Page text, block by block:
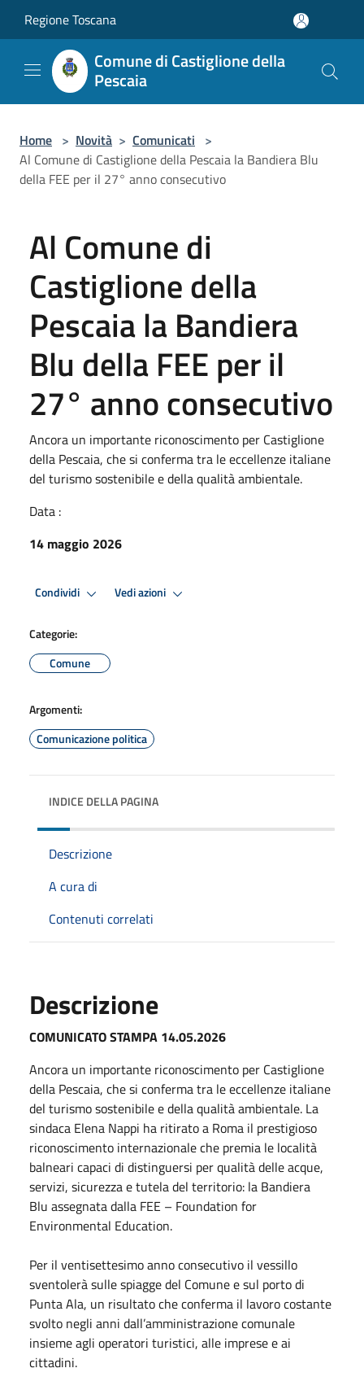
Regione Toscana
Comune di Castiglione della
Pescaia
Home > Novità > Comunicati >
Al Comune di Castiglione della Pescaia la Bandiera Blu
della FEE per il 27° anno consecutivo
Al Comune di
Castiglione della
Pescaia la Bandiera
Blu della FEE per il
27° anno consecutivo
Ancora un importante riconoscimento per Castiglione
della Pescaia, che si conferma tra le eccellenze italiane
del turismo sostenibile e della qualità ambientale.
Data :
14 maggio 2026
Condividi Vedi azioni
Categorie:
Comune
Argomenti:
Comunicazione politica
INDICE DELLA PAGINA
Descrizione
A cura di
Contenuti correlati
Descrizione
COMUNICATO STAMPA 14.05.2026
Ancora un importante riconoscimento per Castiglione
della Pescaia, che si conferma tra le eccellenze italiane
del turismo sostenibile e della qualità ambientale. La
sindaca Elena Nappi ha ritirato a Roma il prestigioso
riconoscimento internazionale che premia le località
balneari capaci di distinguersi per qualità delle acque,
servizi, sicurezza e tutela del territorio: la Bandiera
Blu assegnata dalla FEE – Foundation for
Environmental Education.
Per il ventisettesimo anno consecutivo il vessillo
sventolerà sulle spiagge del Comune e sul porto di
Punta Ala, un risultato che conferma il lavoro costante
svolto negli anni dall’amministrazione comunale
insieme agli operatori turistici, alle imprese e ai
cittadini.